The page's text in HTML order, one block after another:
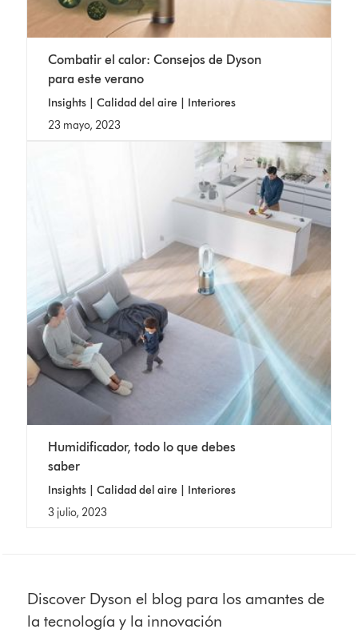
Combatir el calor: Consejos de Dyson
para este verano
Insights | Calidad del aire | Interiores
23 mayo, 2023
Humidificador, todo lo que debes
saber
Insights | Calidad del aire | Interiores
3 julio, 2023
Discover Dyson el blog para los amantes de
la tecnología y la innovación